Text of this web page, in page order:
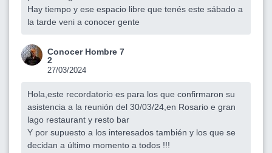
Hay tiempo y ese espacio libre que tenés este sábado a
la tarde veni a conocer gente
Conocer Hombre 7
2
27/03/2024
Hola,este recordatorio es para los que confirmaron su
asistencia a la reunión del 30/03/24,en Rosario e gran
lago restaurant y resto bar
Y por supuesto a los interesados también y los que se
decidan a último momento a todos !!!